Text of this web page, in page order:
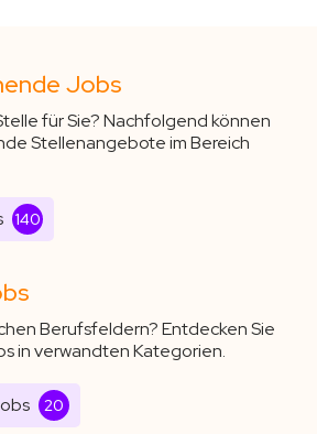
Jobs
für Sie? Nachfolgend können
Stellenangebote im Bereich
140
Berufsfeldern? Entdecken Sie
in verwandten Kategorien.
20